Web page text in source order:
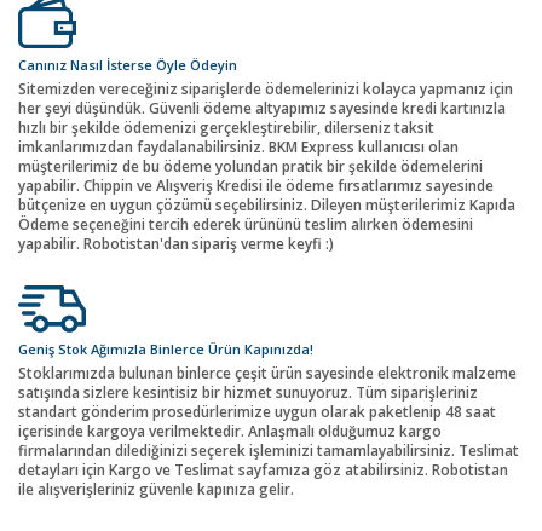
Canınız Nasıl İsterse Öyle Ödeyin
Sitemizden vereceğiniz siparişlerde ödemelerinizi kolayca yapmanız için
her şeyi düşündük. Güvenli ödeme altyapımız sayesinde kredi kartınızla
hızlı bir şekilde ödemenizi gerçekleştirebilir, dilerseniz taksit
imkanlarımızdan faydalanabilirsiniz. BKM Express kullanıcısı olan
müşterilerimiz de bu ödeme yolundan pratik bir şekilde ödemelerini
yapabilir. Chippin ve Alışveriş Kredisi ile ödeme fırsatlarımız sayesinde
bütçenize en uygun çözümü seçebilirsiniz. Dileyen müşterilerimiz Kapıda
Ödeme seçeneğini tercih ederek ürününü teslim alırken ödemesini
yapabilir. Robotistan'dan sipariş verme keyfi :)
Geniş Stok Ağımızla Binlerce Ürün Kapınızda!
Stoklarımızda bulunan binlerce çeşit ürün sayesinde elektronik malzeme
satışında sizlere kesintisiz bir hizmet sunuyoruz. Tüm siparişleriniz
standart gönderim prosedürlerimize uygun olarak paketlenip 48 saat
içerisinde kargoya verilmektedir. Anlaşmalı olduğumuz kargo
firmalarından dilediğinizi seçerek işleminizi tamamlayabilirsiniz. Teslimat
detayları için Kargo ve Teslimat sayfamıza göz atabilirsiniz. Robotistan
ile alışverişleriniz güvenle kapınıza gelir.